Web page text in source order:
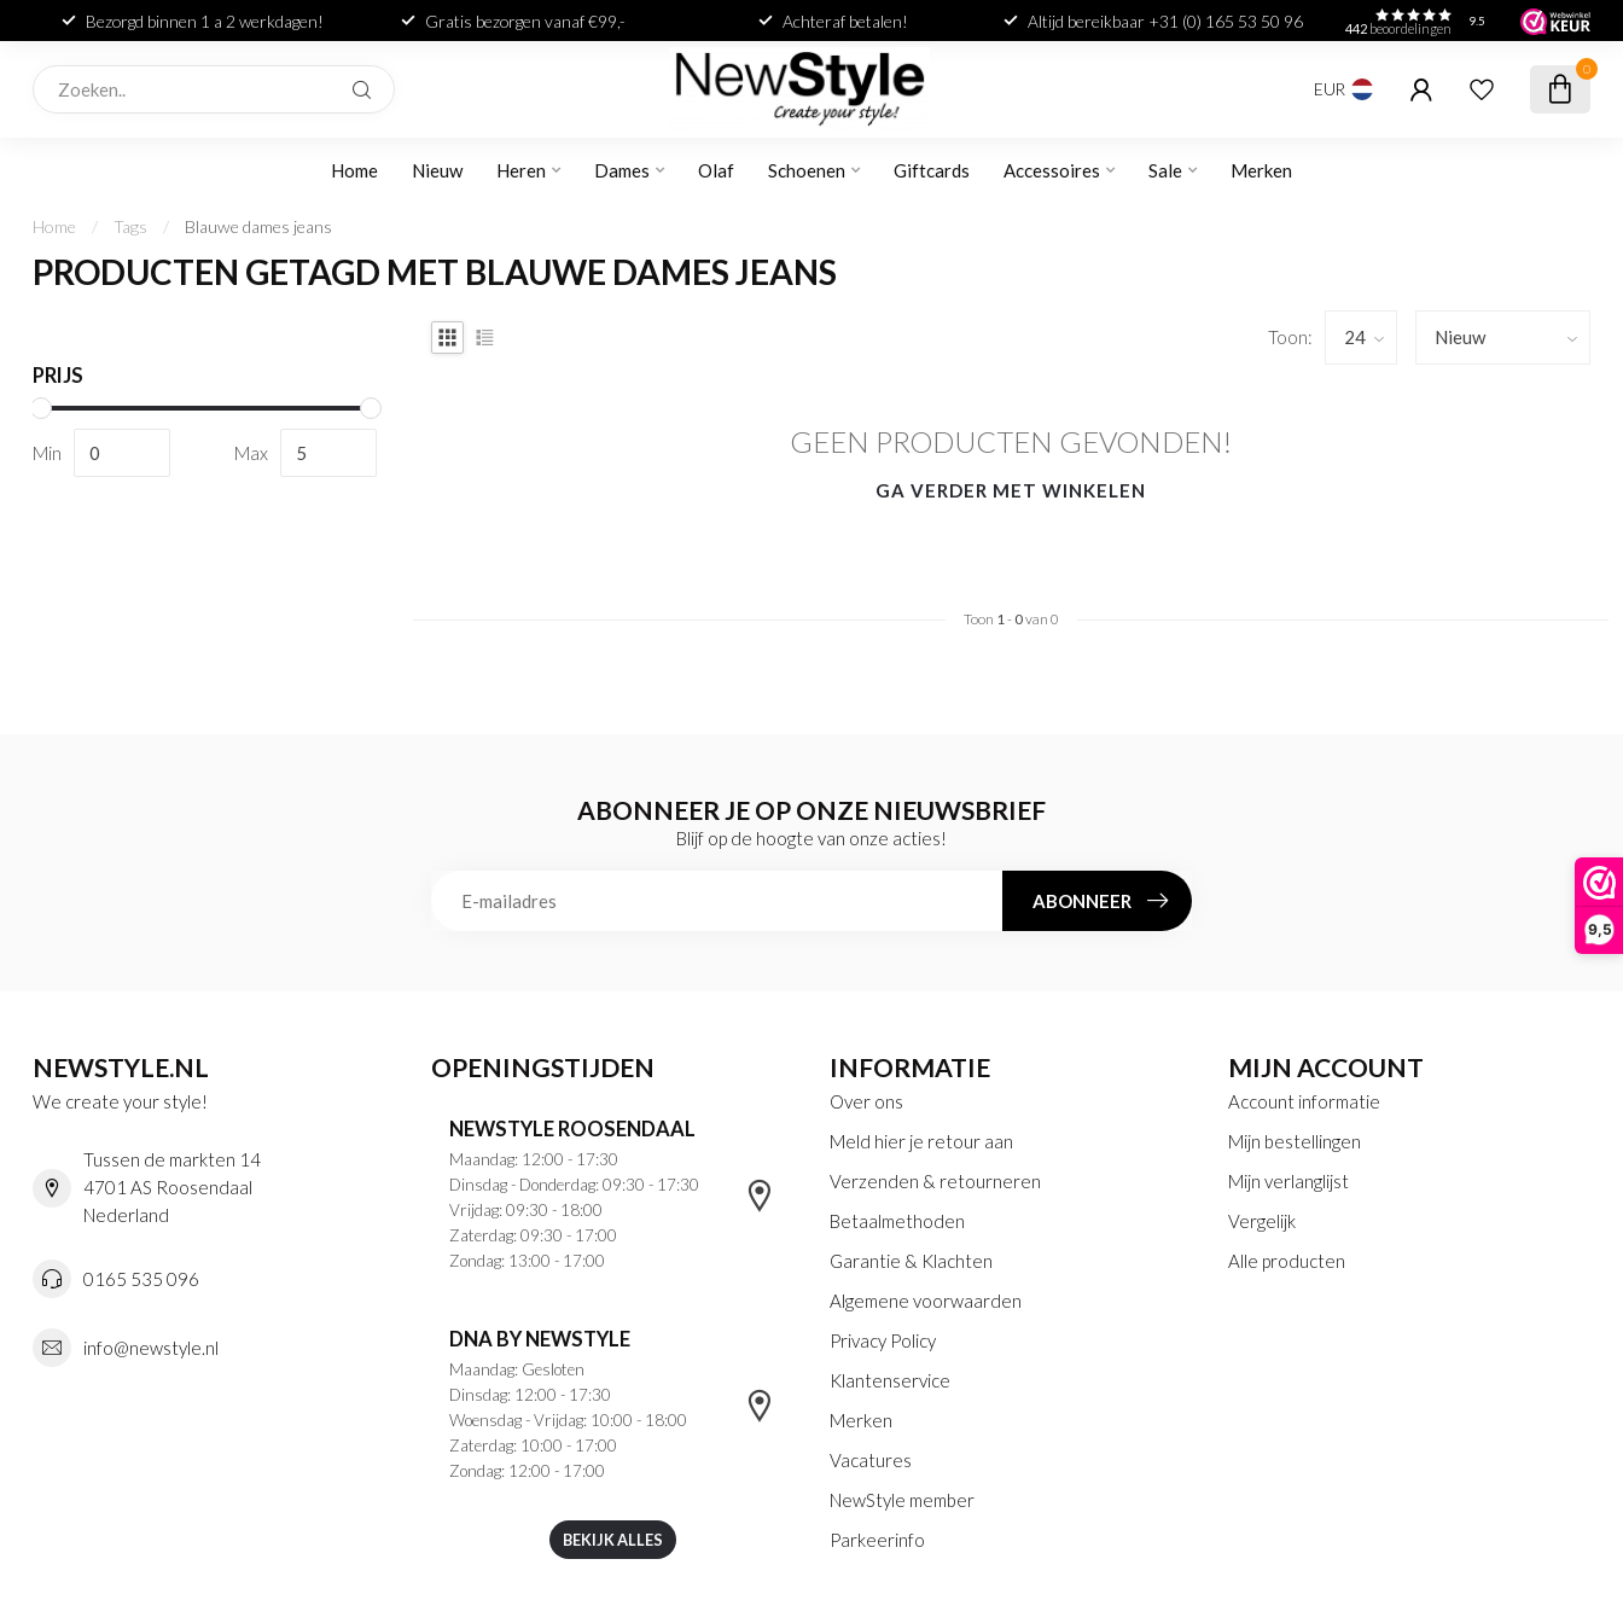
9,5
Bezorgd binnen 1 a 2 werkdagen! Gratis bezorgen vanaf €99,- Achteraf betalen! Altijd bereikbaar +31 (0) 165 53 50 96 442beoordelingen
9.5
EUR
0
Home Nieuw Heren Dames Olaf Schoenen Giftcards Accessoires Sale Merken
Home / Tags / Blauwe dames jeans
PRODUCTEN GETAGD MET BLAUWE DAMES JEANS
PRIJS
Min Max
Toon:
GEEN PRODUCTEN GEVONDEN!
GA VERDER MET WINKELEN
Toon 1- 0van 0
ABONNEER JE OP ONZE NIEUWSBRIEF
Blijf op de hoogte van onze acties!
ABONNEER
NEWSTYLE.NL
We create your style!
Tussen de markten 14
4701 AS Roosendaal
Nederland
0165 535 096
info@newstyle.nl
OPENINGSTIJDEN
NEWSTYLE ROOSENDAAL
Maandag: 12:00 - 17:30
Dinsdag - Donderdag: 09:30 - 17:30
Vrijdag: 09:30 - 18:00
Zaterdag: 09:30 - 17:00
Zondag: 13:00 - 17:00
DNA BY NEWSTYLE
Maandag: Gesloten
Dinsdag: 12:00 - 17:30
Woensdag - Vrijdag: 10:00 - 18:00
Zaterdag: 10:00 - 17:00
Zondag: 12:00 - 17:00
BEKIJK ALLES
INFORMATIE
Over ons
Meld hier je retour aan
Verzenden & retourneren
Betaalmethoden
Garantie & Klachten
Algemene voorwaarden
Privacy Policy
Klantenservice
Merken
Vacatures
NewStyle member
Parkeerinfo
MIJN ACCOUNT
Account informatie
Mijn bestellingen
Mijn verlanglijst
Vergelijk
Alle producten